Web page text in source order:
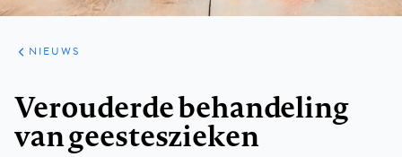
ARTIKELEN
HET
KORT
NIEUWS
Verouderde behandeling
van geesteszieken